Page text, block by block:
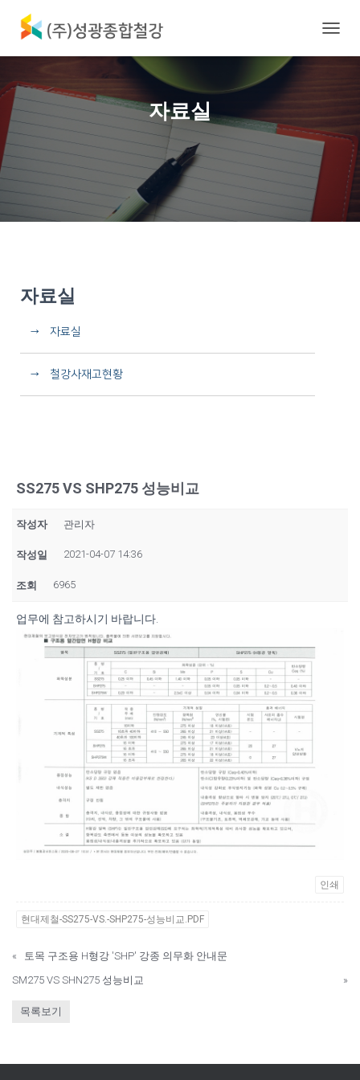
비
글
자료실
자료실
→ 자료실
→ 철강사재고현황
SS275 VS SHP275 성능비교
작성자 관리자
작성일 2021-04-07 14:36
조회 6965
업무에 참고하시기 바랍니다.
인쇄
현대제철-SS275-VS.-SHP275-성능비교.PDF
«
토목 구조용 H형강 'SHP' 강종 의무화 안내문
SM275 VS SHN275 성능비교
»
목록보기